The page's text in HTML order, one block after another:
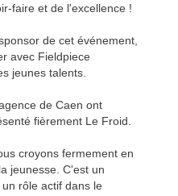
faire et de l'excellence !
de cet événement,
avec Fieldpiece
jeunes talents.
de Caen ont
fièrement Le Froid.
croyons fermement en
jeunesse. C'est un
rôle actif dans le